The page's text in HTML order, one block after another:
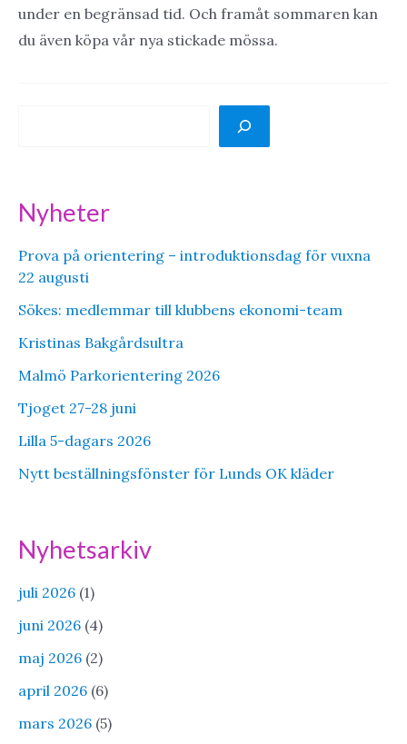
under en begränsad tid. Och framåt sommaren kan
du även köpa vår nya stickade mössa.
Nyheter
Prova på orientering – introduktionsdag för vuxna
22 augusti
Sökes: medlemmar till klubbens ekonomi-team
Kristinas Bakgårdsultra
Malmö Parkorientering 2026
Tjoget 27-28 juni
Lilla 5-dagars 2026
Nytt beställningsfönster för Lunds OK kläder
Nyhetsarkiv
juli 2026 (1)
juni 2026 (4)
maj 2026 (2)
april 2026 (6)
mars 2026 (5)